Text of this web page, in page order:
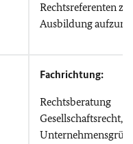
Rechtsreferenten zur
Ausbildung
Fachrichtung:
Rechtsberatung
Gesellschaftsrecht,